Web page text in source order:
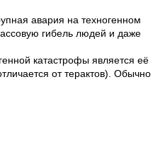
авария на техногенном
гибель людей и даже
катастрофы является её
от терактов). Обычно